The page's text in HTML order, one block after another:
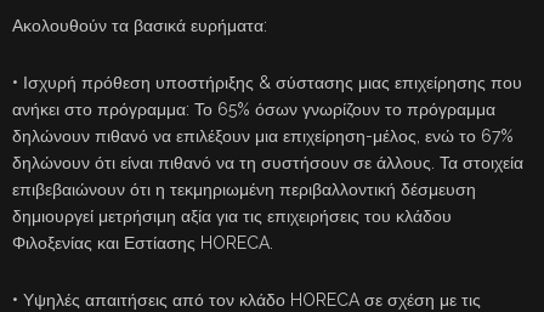
Ακολουθούν τα βασικά ευρήματα:
• Ισχυρή πρόθεση υποστήριξης & σύστασης μιας επιχείρησης που
ανήκει στο πρόγραμμα: Το 65% όσων γνωρίζουν το πρόγραμμα
δηλώνουν πιθανό να επιλέξουν μια επιχείρηση-μέλος, ενώ το 67%
δηλώνουν ότι είναι πιθανό να τη συστήσουν σε άλλους. Τα στοιχεία
επιβεβαιώνουν ότι η τεκμηριωμένη περιβαλλοντική δέσμευση
δημιουργεί μετρήσιμη αξία για τις επιχειρήσεις του κλάδου
Φιλοξενίας και Εστίασης HORECA.
• Υψηλές απαιτήσεις από τον κλάδο HORECA σε σχέση με τις